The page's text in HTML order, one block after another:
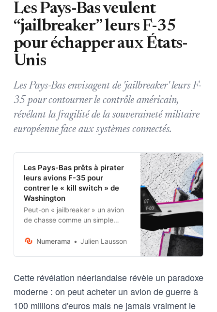
Les Pays-Bas veulent
“jailbreaker” leurs F-35
pour échapper aux États-
Unis
Les Pays-Bas envisagent de 'jailbreaker' leurs F-
35 pour contourner le contrôle américain,
révélant la fragilité de la souveraineté militaire
européenne face aux systèmes connectés.
Les Pays-Bas prêts à pirater
leurs avions F-35 pour
contrer le « kill switch » de
Washington
Peut-on « jailbreaker » un avion
de chasse comme un simple
tutelle américaine, et du « kill
débat sur la souveraineté des
flottes de F-35 en Europe face au
risque de blocage à distance
Numerama Julien Lausson
Cette révélation néerlandaise révèle un paradoxe
moderne : on peut acheter un avion de guerre à
100 millions d'euros mais ne jamais vraiment le